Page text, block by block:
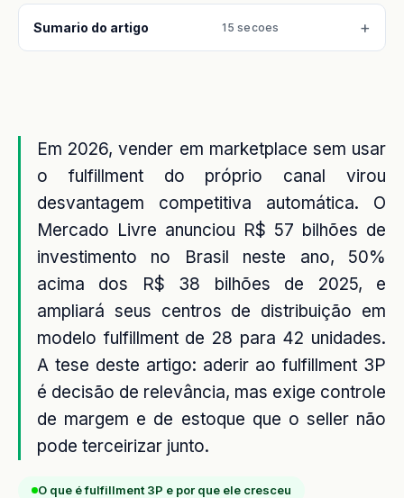
Sumario do artigo 15 secoes
Em 2026, vender em marketplace sem usar
o fulfillment do próprio canal virou
desvantagem competitiva automática. O
Mercado Livre anunciou R$ 57 bilhões de
investimento no Brasil neste ano, 50%
acima dos R$ 38 bilhões de 2025, e
ampliará seus centros de distribuição em
modelo fulfillment de 28 para 42 unidades.
A tese deste artigo: aderir ao fulfillment 3P
é decisão de relevância, mas exige controle
de margem e de estoque que o seller não
pode terceirizar junto.
O que é fulfillment 3P e por que ele cresceu